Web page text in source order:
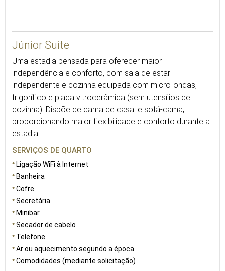
Júnior Suite
Uma estadia pensada para oferecer maior
independência e conforto, com sala de estar
independente e cozinha equipada com micro-ondas,
frigorífico e placa vitrocerâmica (sem utensílios de
cozinha). Dispõe de cama de casal e sofá-cama,
proporcionando maior flexibilidade e conforto durante a
estadia.
SERVIÇOS DE QUARTO
Ligação WiFi à Internet
Banheira
Cofre
Secretária
Minibar
Secador de cabelo
Telefone
Ar ou aquecimento segundo a época
Comodidades (mediante solicitação)